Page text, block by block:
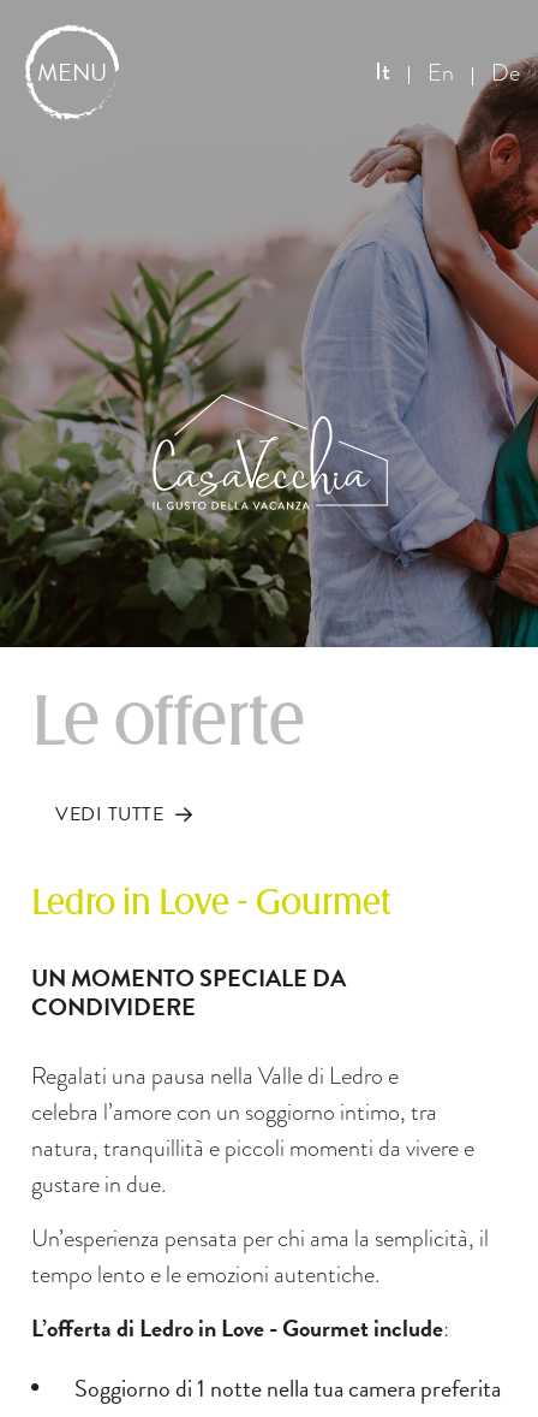
MENU It En De
Le offerte
VEDI TUTTE
Ledro in Love - Gourmet
UN MOMENTO SPECIALE DA
CONDIVIDERE
Regalati una pausa nella Valle di Ledro e
celebra l’amore con un soggiorno intimo, tra
natura, tranquillità e piccoli momenti da vivere e
gustare in due.
Un’esperienza pensata per chi ama la semplicità, il
tempo lento e le emozioni autentiche.
L’offerta di Ledro in Love - Gourmet include:
Soggiorno di 1 notte nella tua camera preferita